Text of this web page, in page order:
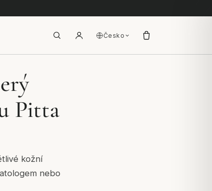
Česko
Pitta
kožní
nebo